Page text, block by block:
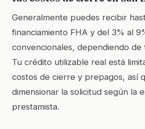
Generalmente puedes recibir
financiamiento FHA y del 3% al
convencionales, dependiendo de
Tu crédito utilizable real está
costos de cierre y prepagos, así
dimensionar la solicitud según la
prestamista.